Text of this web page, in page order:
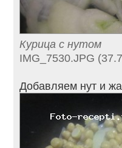
Курица с нутом
IMG_7530.JPG
Добавляем нут и